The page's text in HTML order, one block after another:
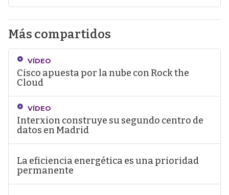
Más compartidos
VÍDEO
Cisco apuesta por la nube con Rock the
Cloud
VÍDEO
Interxion construye su segundo centro de
datos en Madrid
La eficiencia energética es una prioridad
permanente